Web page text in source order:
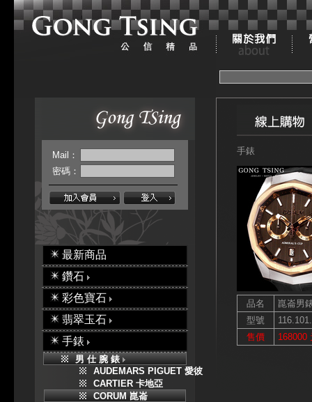
Mail：
密碼：
最新商品
鑽石
彩色寶石
翡翠玉石
手錶
男 仕 腕 錶
AUDEMARS PIGUET 愛彼
CARTIER 卡地亞
CORUM 崑崙
手錶
品名
崑崙男
型號
售價
168000